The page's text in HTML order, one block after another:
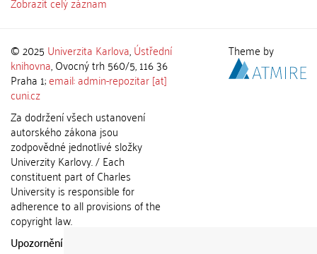
© 2025 Univerzita Karlova,Ústřední
knihovna, Ovocný trh 560/5, 116 36
Praha 1;email: admin-repozitar [at]
cuni.cz
Za dodržení všech ustanovení
autorského zákona jsou
zodpovědné jednotlivé složky
Univerzity Karlovy. / Each
constituent part of Charles
University is responsible for
adherence to all provisions of the
copyright law.
Upozornění / Notice:
Theme by